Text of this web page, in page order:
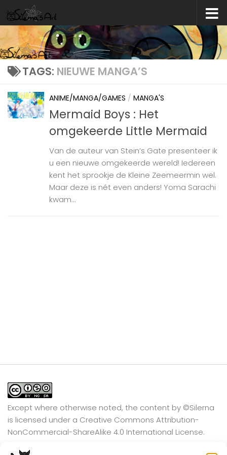
Skip to content
TAGS: NIEUWE MANGA’S
ANIME/MANGA/GAMES / MANGA'S
Mermaid Boys : Het
omgekeerde Little Mermaid
Van de auteur van Stein’s Gate presenteer ik
u een nieuwe omgekeerde wereld! Iedereen
kent het sprookje de Kleine Zeemeermin wel.
Maar deze is nét even anders! Yoma Sarachi
kwam...
Except where otherwise noted, the content by ©Silerna
is licensed under a Creative Commons Attribution-
NonCommercial-ShareAlike 4.0 International License.